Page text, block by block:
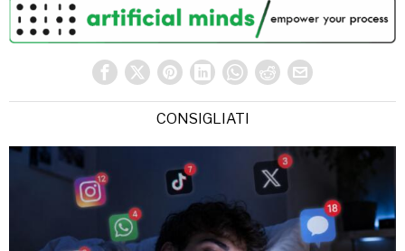
CONSIGLIATI